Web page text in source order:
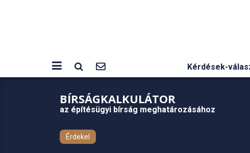
Kérdések-
BÍRSÁGKALKULÁTOR
az építésügyi bírság meghatározásához
Érdekel